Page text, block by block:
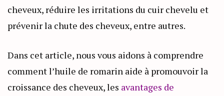
cheveux, réduire les irritations du cuir chevelu et
prévenir la chute des cheveux, entre autres.
Dans cet article, nous vous aidons à comprendre
comment l’huile de romarin aide à promouvoir la
croissance des cheveux, les avantages de